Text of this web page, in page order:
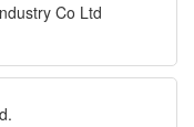
Co Ltd